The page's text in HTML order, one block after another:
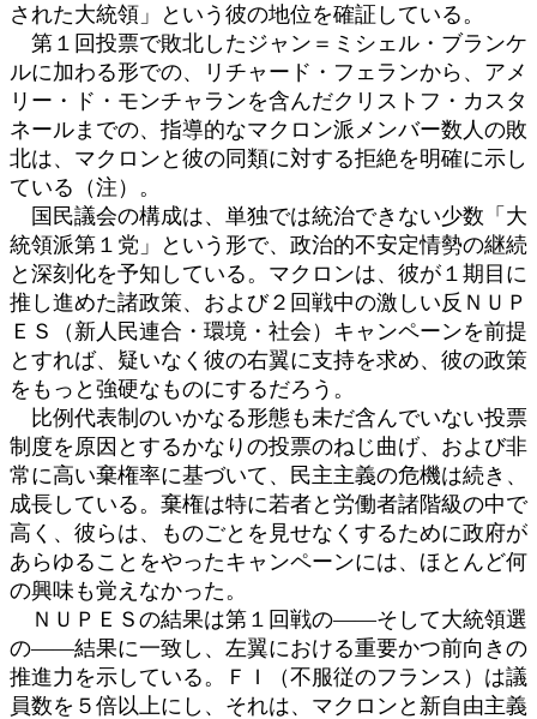
された大統領」という彼の地位を確証している。
第１回投票で敗北したジャン＝ミシェル・ブランケ
ルに加わる形での、リチャード・フェランから、アメ
リー・ド・モンチャランを含んだクリストフ・カスタ
ネールまでの、指導的なマクロン派メンバー数人の敗
北は、マクロンと彼の同類に対する拒絶を明確に示し
ている（注）。
国民議会の構成は、単独では統治できない少数「大
統領派第１党」という形で、政治的不安定情勢の継続
と深刻化を予知している。マクロンは、彼が１期目に
推し進めた諸政策、および２回戦中の激しい反ＮＵＰ
ＥＳ（新人民連合・環境・社会）キャンペーンを前提
とすれば、疑いなく彼の右翼に支持を求め、彼の政策
をもっと強硬なものにするだろう。
比例代表制のいかなる形態も未だ含んでいない投票
制度を原因とするかなりの投票のねじ曲げ、および非
常に高い棄権率に基づいて、民主主義の危機は続き、
成長している。棄権は特に若者と労働者諸階級の中で
高く、彼らは、ものごとを見せなくするために政府が
あらゆることをやったキャンペーンには、ほとんど何
の興味も覚えなかった。
ＮＵＰＥＳの結果は第１回戦の――そして大統領選
の――結果に一致し、左翼における重要かつ前向きの
推進力を示している。ＦＩ（不服従のフランス）は議
員数を５倍以上にし、それは、マクロンと新自由主義